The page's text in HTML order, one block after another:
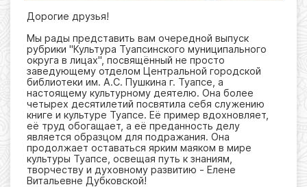
Дорогие друзья!
Мы рады представить вам очередной выпуск
рубрики "Культура Туапсинского муниципального
округа в лицах", посвящённый не просто
заведующему отделом Центральной городской
библиотеки им. А.С. Пушкина г. Туапсе, а
настоящему культурному деятелю. Она более
четырех десятилетий посвятила себя служению
книге и культуре Туапсе. Её пример вдохновляет,
её труд обогащает, а её преданность делу
является образцом для подражания. Она
продолжает оставаться ярким маяком в мире
культуры Туапсе, освещая путь к знаниям,
творчеству и духовному развитию - Елене
Витальевне Дубковской!